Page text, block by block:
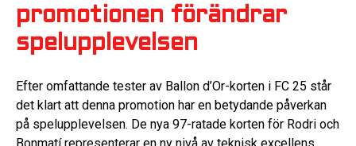
promotionen förändrar
spelupplevelsen
Efter omfattande tester av Ballon d’Or-korten i FC 25 står
det klart att denna promotion har en betydande påverkan
på spelupplevelsen. De nya 97-ratade korten för Rodri och